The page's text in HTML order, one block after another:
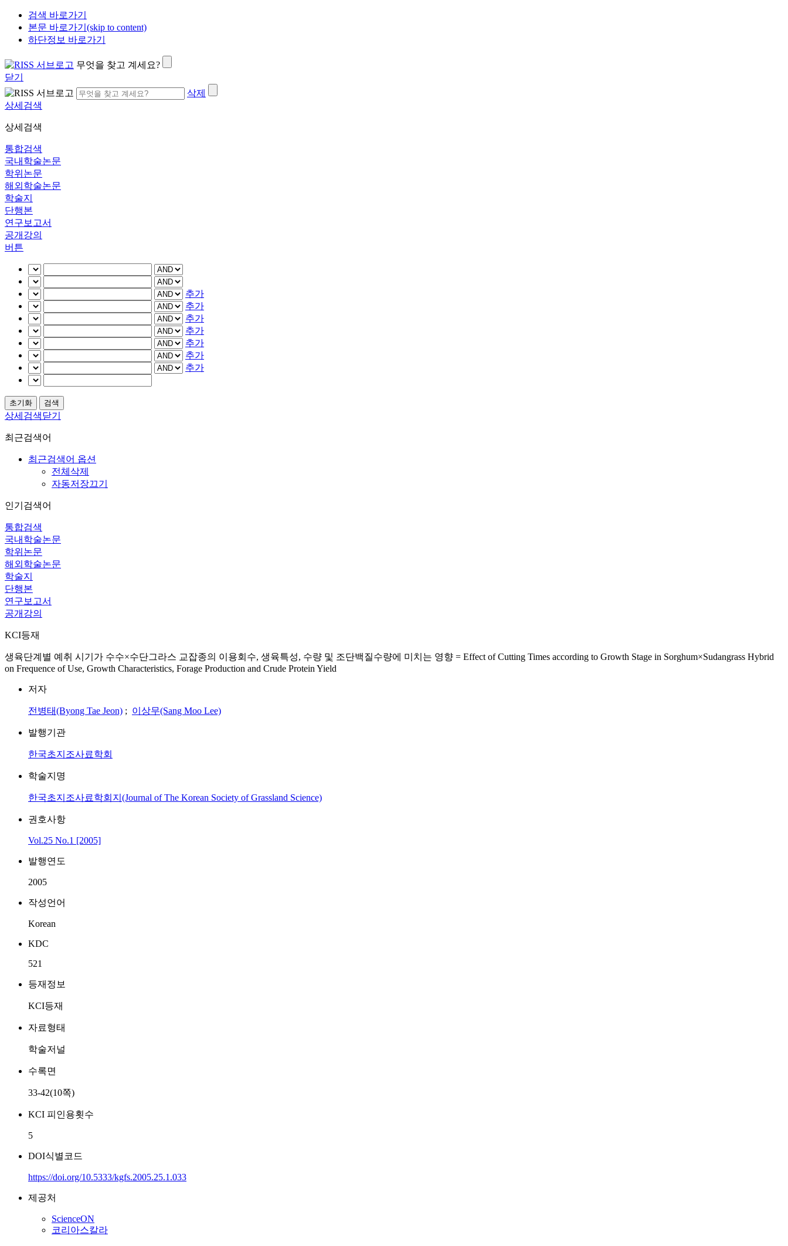
검색 바로가기
본문 바로가기(skip to content)
하단정보 바로가기
무엇을 찾고 계세요?
닫기
삭제
상세검색
상세검색
통합검색
국내학술논문
학위논문
해외학술논문
학술지
단행본
연구보고서
공개강의
버튼
추가
추가
추가
추가
추가
추가
추가
상세검색닫기
최근검색어
최근검색어 옵션
전체삭제
자동저장끄기
인기검색어
통합검색
국내학술논문
학위논문
해외학술논문
학술지
단행본
연구보고서
공개강의
KCI등재
생육단계별 예취 시기가 수수×수단그라스 교잡종의 이용회수, 생육특성, 수량 및 조단백질수량에 미치는 영향 = Effect of Cutting Times according to Growth Stage in Sorghum×Sudangrass Hybrid
on Frequence of Use, Growth Characteristics, Forage Production and Crude Protein Yield
저자
전병태(Byong Tae Jeon) ; 이상무(Sang Moo Lee)
발행기관
한국초지조사료학회
학술지명
한국초지조사료학회지(Journal of The Korean Society of Grassland Science)
권호사항
Vol.25 No.1 [2005]
발행연도
2005
작성언어
Korean
KDC
521
등재정보
KCI등재
자료형태
학술저널
수록면
33-42(10쪽)
KCI 피인용횟수
5
DOI식별코드
https://doi.org/10.5333/kgfs.2005.25.1.033
제공처
ScienceON
코리아스칼라